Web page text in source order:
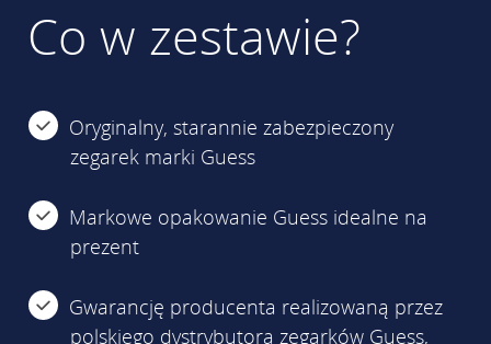
Co w zestawie?
Oryginalny, starannie zabezpieczony
zegarek marki Guess
Markowe opakowanie Guess idealne na
prezent
Gwarancję producenta realizowaną przez
polskiego dystrybutora zegarków Guess,